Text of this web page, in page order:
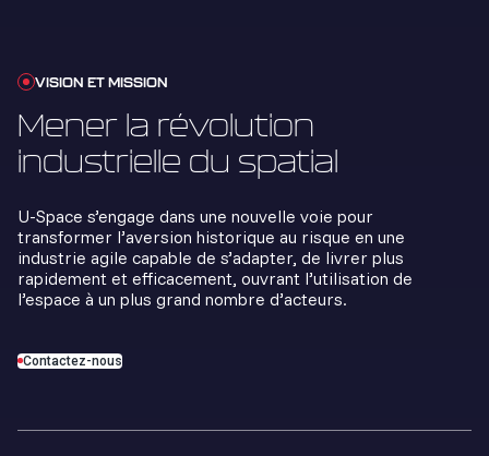
VISION ET MISSION
Mener la révolution
industrielle du spatial
U-Space s’engage dans une nouvelle voie pour
transformer l’aversion historique au risque en une
industrie agile capable de s’adapter, de livrer plus
rapidement et efficacement, ouvrant l’utilisation de
l’espace à un plus grand nombre d’acteurs.
Contactez-nous